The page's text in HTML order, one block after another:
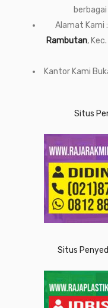
Alamat Kami
Rambutan,
Kantor Kami
Situs
Situs